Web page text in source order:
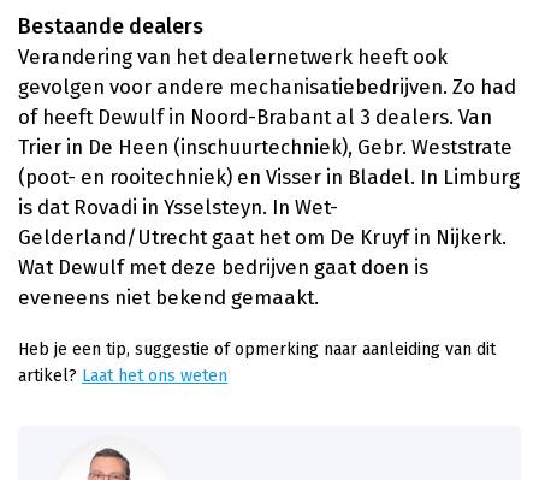
Bestaande dealers
Verandering van het dealernetwerk heeft ook
gevolgen voor andere mechanisatiebedrijven. Zo had
of heeft Dewulf in Noord-Brabant al 3 dealers. Van
Trier in De Heen (inschuurtechniek), Gebr. Weststrate
(poot- en rooitechniek) en Visser in Bladel. In Limburg
is dat Rovadi in Ysselsteyn. In Wet-
Gelderland/Utrecht gaat het om De Kruyf in Nijkerk.
Wat Dewulf met deze bedrijven gaat doen is
eveneens niet bekend gemaakt.
Heb je een tip, suggestie of opmerking naar aanleiding van dit
artikel? Laat het ons weten